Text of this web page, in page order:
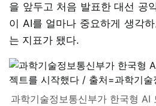
을 앞두고 처음 발표한 대선 공
이 AI를 얼마나 중요하게 생각
는 지표가 됐다.
과학기술정보통신부가 한국형 AI